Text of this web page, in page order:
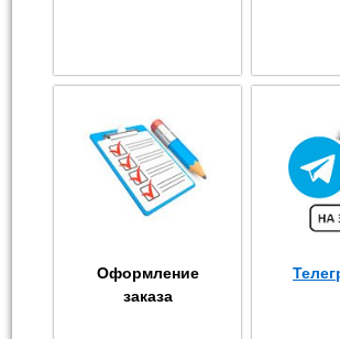
Оформление
заказа